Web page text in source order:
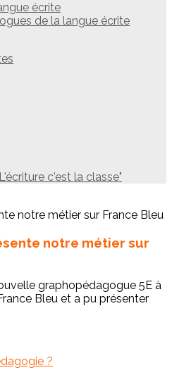
écrite
de la langue écrite
c'est la classe"
notre métier sur
graphopédagogue 5E à
Bleu et a pu présenter
?